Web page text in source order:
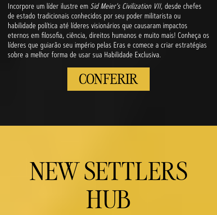
Incorpore um líder ilustre em Sid Meier's Civilization VII, desde chefes
de estado tradicionais conhecidos por seu poder militarista ou
habilidade política até líderes visionários que causaram impactos
eternos em filosofia, ciência, direitos humanos e muito mais! Conheça os
líderes que guiarão seu império pelas Eras e comece a criar estratégias
sobre a melhor forma de usar sua Habilidade Exclusiva.
CONFERIR
NEW SETTLERS
HUB